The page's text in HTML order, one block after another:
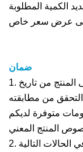
الكمية المطلوبة
ضمان
1. فترة الضمان: يُقدم ضمان لمدة ثلاثة أشهر على المنتج من تاريخ
التحقق من مطابقته
متوفرة لديكم